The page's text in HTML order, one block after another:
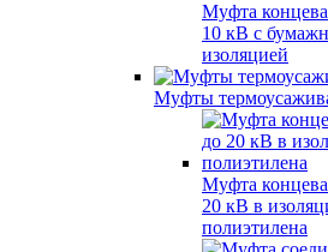
Муфта
10 кВ с
изоляцией
Муфты
Муфта
20 кВ в
полиэтилена